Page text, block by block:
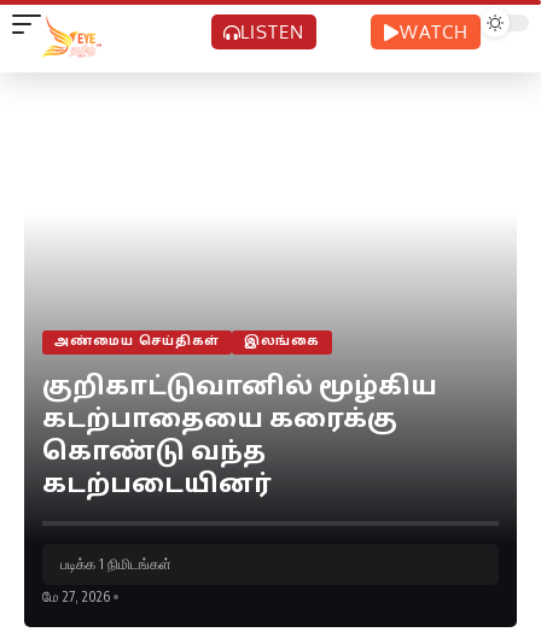
LISTEN WATCH
அண்மைய செய்திகள் இலங்கை
குறிகாட்டுவானில் மூழ்கிய
கடற்பாதையை கரைக்கு
கொண்டு வந்த
கடற்படையினர்
மே 27, 2026
படிக்க 1 நிமிடங்கள்